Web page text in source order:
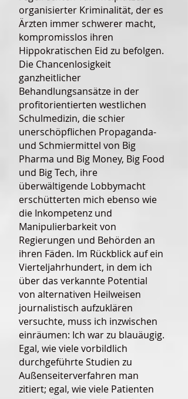
organisierter Kriminalität, der es
Ärzten immer schwerer macht,
kompromisslos ihren
Hippokratischen Eid zu befolgen.
Die Chancenlosigkeit
ganzheitlicher
Behandlungsansätze in der
profitorientierten westlichen
Schulmedizin, die schier
unerschöpflichen Propaganda-
und Schmiermittel von Big
Pharma und Big Money, Big Food
und Big Tech, ihre
überwältigende Lobbymacht
erschütterten mich ebenso wie
die Inkompetenz und
Manipulierbarkeit von
Regierungen und Behörden an
ihren Fäden. Im Rückblick auf ein
Vierteljahrhundert, in dem ich
über das verkannte Potential
von alternativen Heilweisen
journalistisch aufzuklären
versuchte, muss ich inzwischen
einräumen: Ich war zu blauäugig.
Egal, wie viele vorbildlich
durchgeführte Studien zu
Außenseiterverfahren man
zitiert; egal, wie viele Patienten